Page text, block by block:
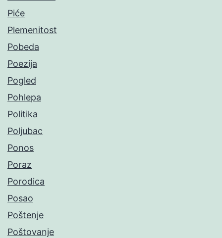
Piće
Plemenitost
Pobeda
Poezija
Pogled
Pohlepa
Politika
Poljubac
Ponos
Poraz
Porodica
Posao
Poštenje
Poštovanje